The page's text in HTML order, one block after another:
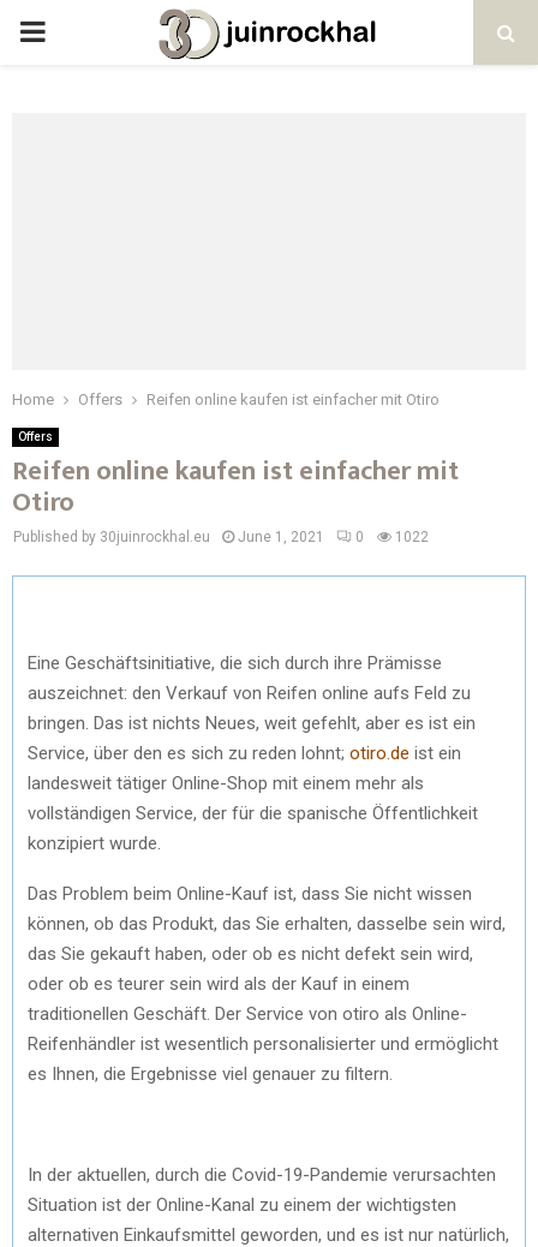
PRIMARY
Home Offers Reifen online kaufen ist einfacher mit Otiro
Offers
Reifen online kaufen ist einfacher mit
Otiro
Published by 30juinrockhal.eu June 1, 2021 0 1022
Eine Geschäftsinitiative, die sich durch ihre Prämisse
auszeichnet: den Verkauf von Reifen online aufs Feld zu
bringen. Das ist nichts Neues, weit gefehlt, aber es ist ein
Service, über den es sich zu reden lohnt; otiro.de ist ein
landesweit tätiger Online-Shop mit einem mehr als
vollständigen Service, der für die spanische Öffentlichkeit
konzipiert wurde.
Das Problem beim Online-Kauf ist, dass Sie nicht wissen
können, ob das Produkt, das Sie erhalten, dasselbe sein wird,
das Sie gekauft haben, oder ob es nicht defekt sein wird,
oder ob es teurer sein wird als der Kauf in einem
traditionellen Geschäft. Der Service von otiro als Online-
Reifenhändler ist wesentlich personalisierter und ermöglicht
es Ihnen, die Ergebnisse viel genauer zu filtern.
In der aktuellen, durch die Covid-19-Pandemie verursachten
Situation ist der Online-Kanal zu einem der wichtigsten
alternativen Einkaufsmittel geworden, und es ist nur natürlich,